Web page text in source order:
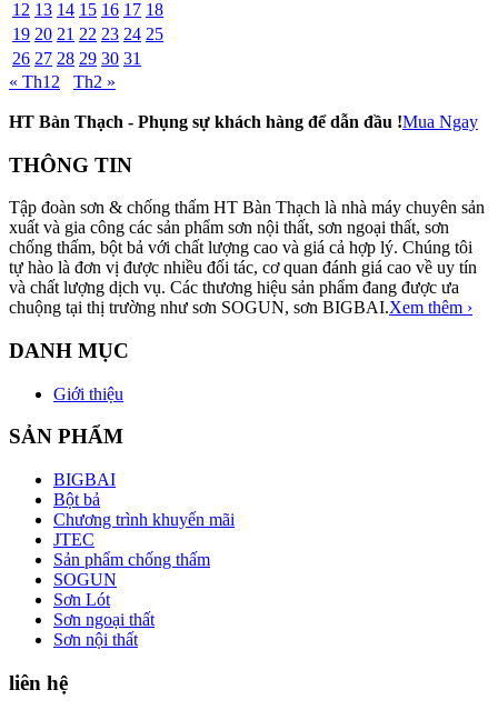
12 13 14 15 16 17 18
19 20 21 22 23 24 25
26 27 28 29 30 31
« Th12
Th2 »
HT Bàn Thạch - Phụng sự khách hàng để dẫn đầu !Mua Ngay
THÔNG TIN
Tập đoàn sơn & chống thấm HT Bàn Thạch là nhà máy chuyên sản
xuất và gia công các sản phẩm sơn nội thất, sơn ngoại thất, sơn
chống thấm, bột bả với chất lượng cao và giá cả hợp lý. Chúng tôi
tự hào là đơn vị được nhiều đối tác, cơ quan đánh giá cao về uy tín
và chất lượng dịch vụ. Các thương hiệu sản phẩm đang được ưa
chuộng tại thị trường như sơn SOGUN, sơn BIGBAI.Xem thêm ›
DANH MỤC
Giới thiệu
SẢN PHẨM
BIGBAI
Bột bả
Chương trình khuyến mãi
JTEC
Sản phẩm chống thấm
SOGUN
Sơn Lót
Sơn ngoại thất
Sơn nội thất
liên hệ